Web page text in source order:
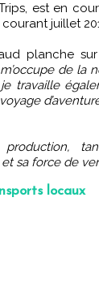
est en
juillet
planche
de la
travaille
sa force de
locaux